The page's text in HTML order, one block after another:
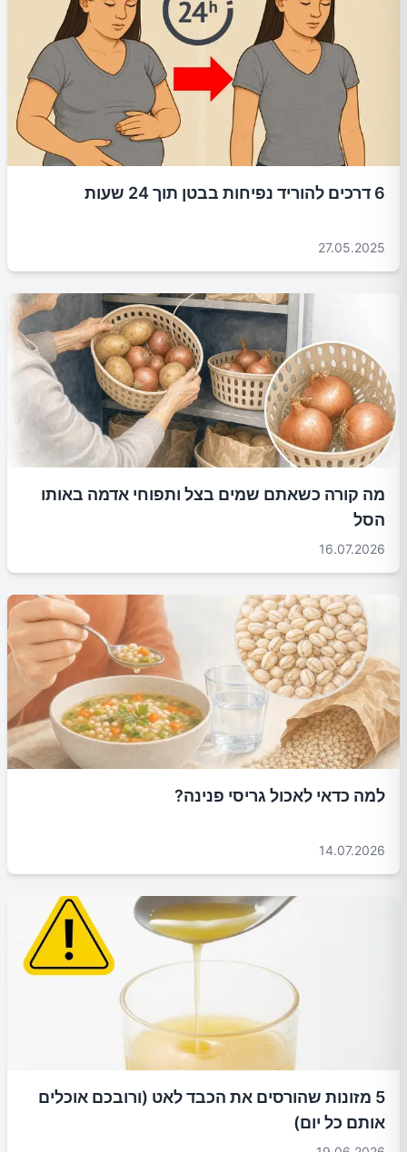
6 דרכים להוריד נפיחות בבטן תוך 24 שעות
27.05.2025
מה קורה כשאתם שמים בצל ותפוחי אדמה באותו
הסל
16.07.2026
למה כדאי לאכול גריסי פנינה?
14.07.2026
5 מזונות שהורסים את הכבד לאט (ורובכם אוכלים
אותם כל יום)